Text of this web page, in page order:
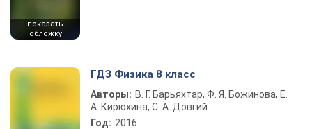
показать
обложку
ГДЗ Физика 8 класс
Авторы: В. Г. Барьяхтар, Ф. Я. Божинова, Е.
А. Кирюхина, С. А. Довгий
Год: 2016